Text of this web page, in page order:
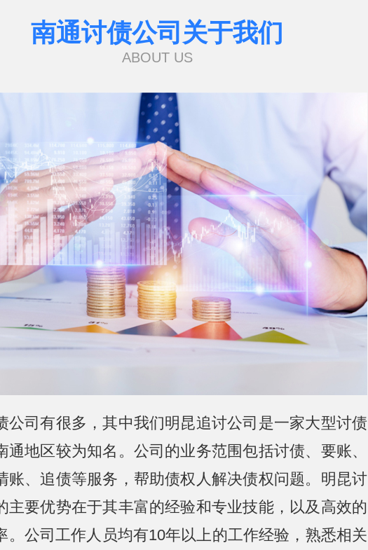
南通讨债公司关于我们
ABOUT US
公司有很多，其中我们明昆追讨公司是一家大型讨债
通地区较为知名。公司的业务范围包括讨债、要账、
账、追债等服务，帮助债权人解决债权问题。明昆讨
主要优势在于其丰富的经验和专业技能，以及高效的
。公司工作人员均有10年以上的工作经验，熟悉相关